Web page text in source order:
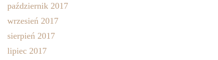
październik 2017
wrzesień 2017
sierpień 2017
lipiec 2017